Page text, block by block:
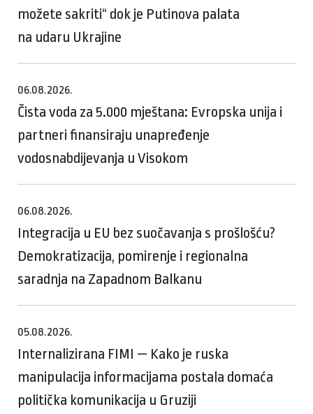
možete sakriti“ dok je Putinova palata
na udaru Ukrajine
06.08.2026.
Čista voda za 5.000 mještana: Evropska unija i
partneri finansiraju unapređenje
vodosnabdijevanja u Visokom
06.08.2026.
Integracija u EU bez suočavanja s prošlošću?
Demokratizacija, pomirenje i regionalna
saradnja na Zapadnom Balkanu
05.08.2026.
Internalizirana FIMI — Kako je ruska
manipulacija informacijama postala domaća
politička komunikacija u Gruziji